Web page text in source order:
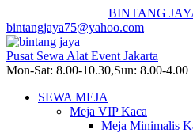
BINTANG
bintangjaya75@yahoo.com
Pusat Sewa Alat Event Jakarta
Mon-Sat: 8.00-10.30,Sun: 8.00-4.00
SEWA MEJA
Meja VIP Kaca
Meja Minimalis